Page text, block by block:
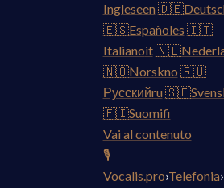
Ingleseen 🇩🇪
🇪🇸Españoles 🇮🇹
Italianoit🇳🇱
🇳🇴Norskno 🇷🇺
Русскийru 🇸🇪
🇫🇮Suomifi
Vai al contenuto
🎙
Vocalis.pro›Telefonia›